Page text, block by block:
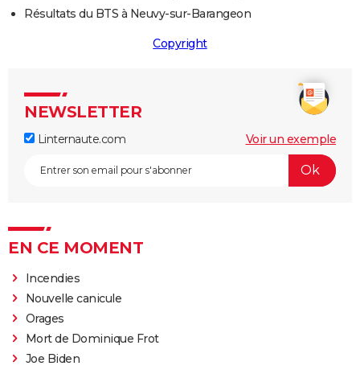
Résultats du BTS à Neuvy-sur-Barangeon
Copyright
NEWSLETTER
Linternaute.com Voir un exemple
EN CE MOMENT
Incendies
Nouvelle canicule
Orages
Mort de Dominique Frot
Joe Biden